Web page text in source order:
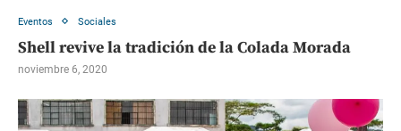
Eventos Sociales
Shell revive la tradición de la Colada Morada
noviembre 6, 2020